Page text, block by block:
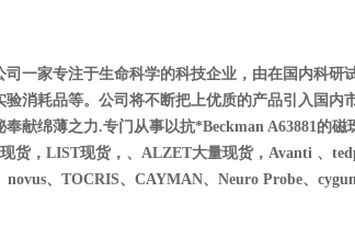
司一家专注于生命科学的科技企业，由在国内科
验消耗品等。公司将不断把上优质的产品引入国
献绵薄之力.专门从事以抗*Beckman A63881的磁
货，LIST现货，、ALZET大量现货，Avanti 、
novus、TOCRIS、CAYMAN、Neuro Probe、